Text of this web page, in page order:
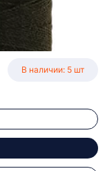
В наличии: 5 шт